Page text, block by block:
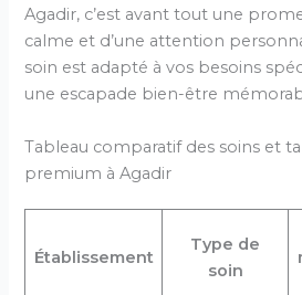
Agadir, c’est avant tout une
calme et d’une attention
soin est adapté à vos besoins
une escapade bien-être
Tableau comparatif des soins et
premium à Agadir
Établissement
Type de
soin